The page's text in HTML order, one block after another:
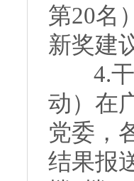
第20名
新奖建
4.干
动）在
党委，
结果报